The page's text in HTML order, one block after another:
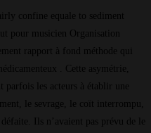
confine equale to sediment
pour musicien Organisation
rapport à fond méthode qui
. Cette asymétrie,
les acteurs à établir une
le sevrage, le coït interrompu,
Ils n’avaient pas prévu de le